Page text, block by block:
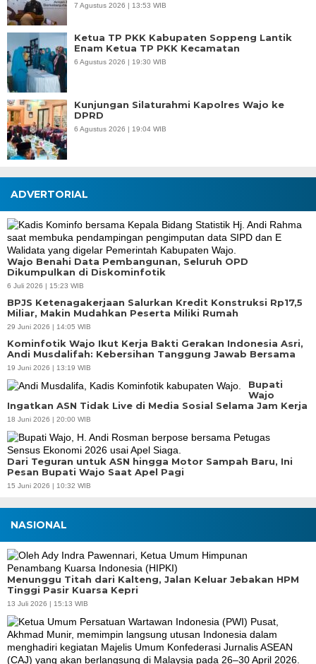
7 Agustus 2026 | 13:53 WIB
Ketua TP PKK Kabupaten Soppeng Lantik
Enam Ketua TP PKK Kecamatan
6 Agustus 2026 | 19:30 WIB
Kunjungan Silaturahmi Kapolres Wajo ke
DPRD
6 Agustus 2026 | 19:04 WIB
ADVERTORIAL
Wajo Benahi Data Pembangunan, Seluruh OPD
Dikumpulkan di Diskominfotik
6 Juli 2026 | 15:23 WIB
BPJS Ketenagakerjaan Salurkan Kredit Konstruksi Rp17,5
Miliar, Makin Mudahkan Peserta Miliki Rumah
29 Juni 2026 | 14:05 WIB
Kominfotik Wajo Ikut Kerja Bakti Gerakan Indonesia Asri,
Andi Musdalifah: Kebersihan Tanggung Jawab Bersama
19 Juni 2026 | 13:19 WIB
Bupati
Wajo
Ingatkan ASN Tidak Live di Media Sosial Selama Jam Kerja
18 Juni 2026 | 20:00 WIB
Dari Teguran untuk ASN hingga Motor Sampah Baru, Ini
Pesan Bupati Wajo Saat Apel Pagi
15 Juni 2026 | 10:32 WIB
NASIONAL
Menunggu Titah dari Kalteng, Jalan Keluar Jebakan HPM
Tinggi Pasir Kuarsa Kepri
13 Juli 2026 | 15:13 WIB